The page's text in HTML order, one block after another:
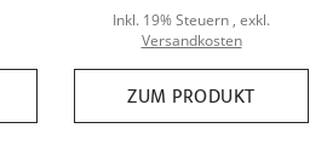
Inkl. 19% Steuern , exkl.
Versandkosten
ZUM PRODUKT